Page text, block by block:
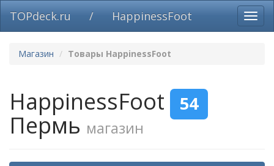
TOPdeck.ru / HappinessFoot
Магазин Товары HappinessFoot
HappinessFoot 54
Пермь магазин